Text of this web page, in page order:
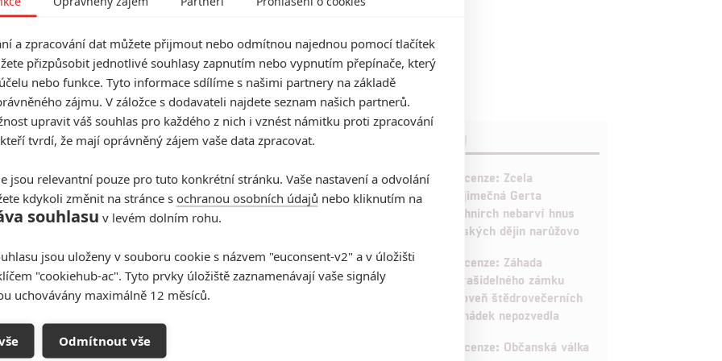
filmovém plátně hrál například ve filmechSerpico
je postrach 2
(1991). Nejvíce se ale divákům zapsal
Návrat do budoucnosti. VTop Gunuztělesnil rázného
zase ztvárnil přísného ředitele Stricklanda.
ve státě Michigan. Během dětství se přestěhoval
kde v roce 1949 dokončil střední školu. Během
a po návratu se přestěhoval do New Yorku, kde
New York. Smutnou zprávu potvrdila rodina.
byl 54 let, a tři neteře.
pozůstalým.
10
Recenze: Zcela
výjimečná Gerta
Schnirch nebarví hnus
českých dějin narůžovo
5
Recenze: Záhada
strašidelného zámku
úroveň štědrovečerních
pohádek nepozvedla
Recenze: Občanská válka
a zpracování dat můžete přijmout nebo odmítnou najednou pomocí tlačítek
přizpůsobit jednotlivé souhlasy zapnutím nebo vypnutím přepínače, který
nebo funkce. Tyto informace sdílíme s našimi partnery na základě
zájmu. V záložce s dodavateli najdete seznam našich partnerů.
upravit váš souhlas pro každého z nich i vznést námitku proti zpracování
tvrdí, že mají oprávněný zájem vaše data zpracovat.
jsou relevantní pouze pro tuto konkrétní stránku. Vaše nastavení a odvolání
kdykoli změnit na stránce s ochranou osobních údajů nebo kliknutím na
souhlasu v levém dolním rohu.
jsou uloženy v souboru cookie s názvem "euconsent-v2" a v úložišti
"cookiehub-ac". Tyto prvky úložiště zaznamenávají vaše signály
uchovávány maximálně 12 měsíců.
Odmítnout vše